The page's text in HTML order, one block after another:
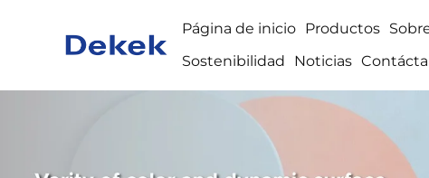
Página de inicio Productos
Sostenibilidad
Noticias